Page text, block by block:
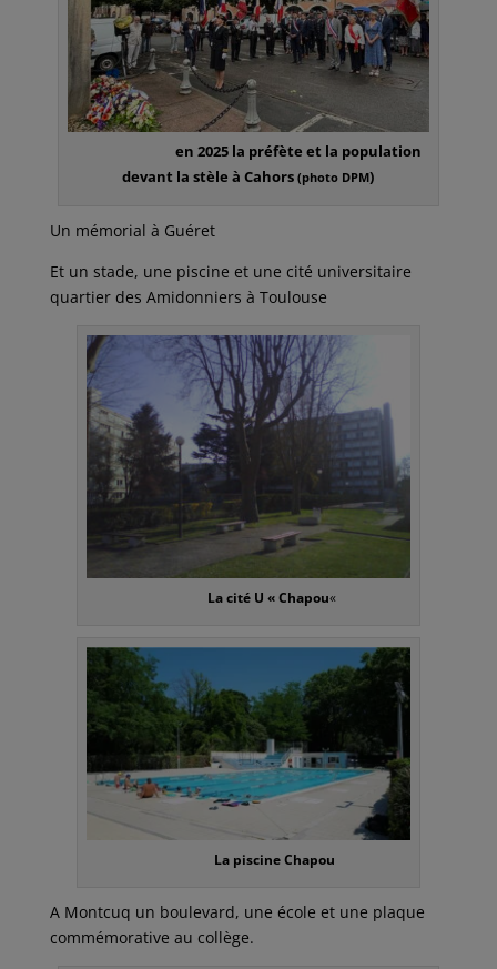
en 2025 la préfète et la population
devant la stèle à Cahors(photo DPM)
Un mémorial à Guéret
Et un stade, une piscine et une cité universitaire
quartier des Amidonniers à Toulouse
La cité U « Chapou«
La piscine Chapou
A Montcuq un boulevard, une école et une plaque
commémorative au collège.